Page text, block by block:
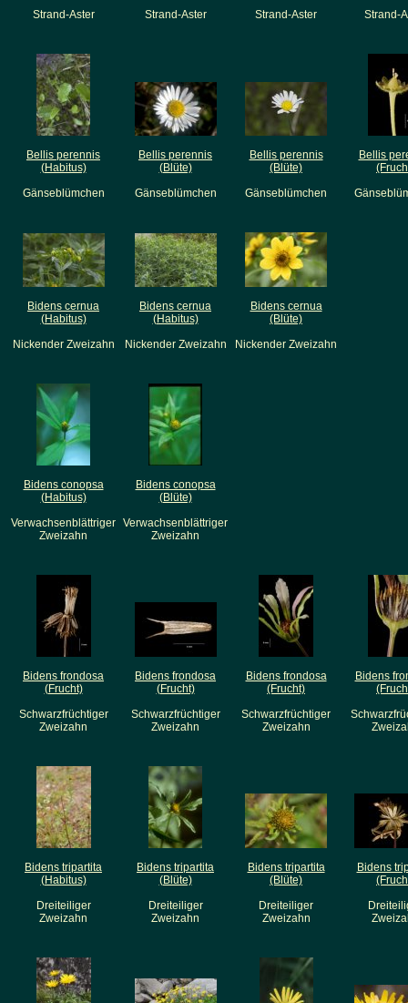
Strand-Aster Strand-Aster Strand-Aster Strand-
Bellis perennis
(Habitus)
Gänseblümchen
Bellis perennis
(Blüte)
Gänseblümchen
Bellis perennis
(Blüte)
Gänseblümchen
Bellis
Bidens cernua
(Habitus)
Nickender Zweizahn
Bidens cernua
(Habitus)
Nickender Zweizahn
Bidens cernua
(Blüte)
Nickender Zweizahn
Bidens conopsa
(Habitus)
Verwachsenblättriger
Zweizahn
Bidens conopsa
(Blüte)
Verwachsenblättriger
Zweizahn
Bidens frondosa
(Frucht)
Schwarzfrüchtiger
Zweizahn
Bidens frondosa
(Frucht)
Schwarzfrüchtiger
Zweizahn
Bidens frondosa
(Frucht)
Schwarzfrüchtiger
Zweizahn
Bidens
Bidens tripartita
(Habitus)
Dreiteiliger
Zweizahn
Bidens tripartita
(Blüte)
Dreiteiliger
Zweizahn
Bidens tripartita
(Blüte)
Dreiteiliger
Zweizahn
Bidens